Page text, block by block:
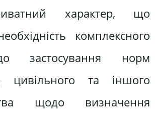
характер, що
комплексного
застосування норм
цивільного та іншого
щодо визначення